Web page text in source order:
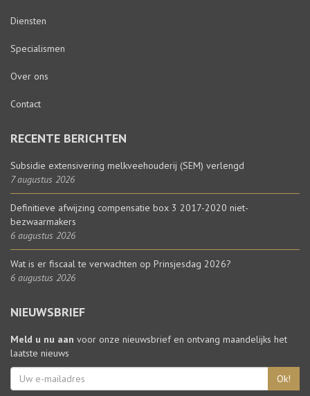
Diensten
Specialismen
Over ons
Contact
RECENTE BERICHTEN
Subsidie extensivering melkveehouderij (SEM) verlengd
7 augustus 2026
Definitieve afwijzing compensatie box 3 2017-2020 niet-
bezwaarmakers
6 augustus 2026
Wat is er fiscaal te verwachten op Prinsjesdag 2026?
6 augustus 2026
NIEUWSBRIEF
Meld u nu aan voor onze nieuwsbrief en ontvang maandelijks het
laatste nieuws
Ok!